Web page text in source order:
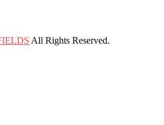
All Rights Reserved.